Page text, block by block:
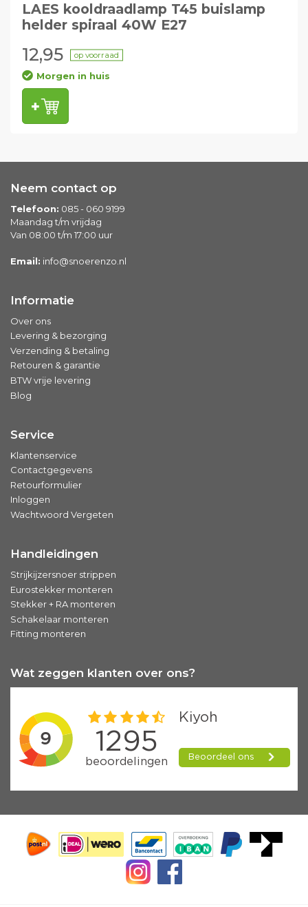
LAES kooldraadlamp T45 buislamp
helder spiraal 40W E27
12,95 op voorraad
Morgen in huis
Neem contact op
Telefoon: 085 - 060 9199
Maandag t/m vrijdag
Van 08:00 t/m 17:00 uur
Email: info@snoerenzo.nl
Informatie
Over ons
Levering & bezorging
Verzending & betaling
Retouren & garantie
BTW vrije levering
Blog
Service
Klantenservice
Contactgegevens
Retourformulier
Inloggen
Wachtwoord Vergeten
Handleidingen
Strijkijzersnoer strippen
Eurostekker monteren
Stekker + RA monteren
Schakelaar monteren
Fitting monteren
Wat zeggen klanten over ons?